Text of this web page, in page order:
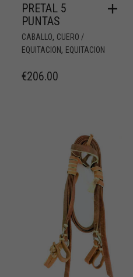
PRETAL 5
PUNTAS
CABALLO, CUERO /
EQUITACION, EQUITACION
€206.00